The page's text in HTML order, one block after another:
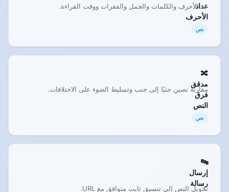
عداد
الأحرف
عد الأحرف والكلمات والجمل والفقرات ووقت القراءة.
نص
🔀
مدقق
فرق
النص
مقارنة نصين جنبًا إلى جنب وتسليط الضوء على الاختلافات.
نص
🔤
إرسال
رسالة
تحويل النص إلى تنسيق ثابت متوافق مع URL.